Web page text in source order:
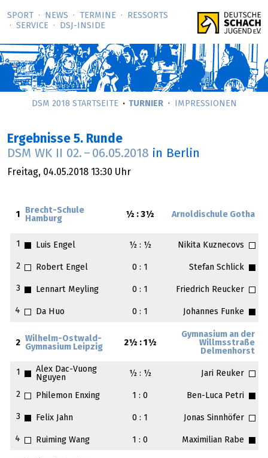
SPORT NEWS TERMINE
RESSORTS
SERVICE
DSJ-­INSIDE
DSM 2018 STARTSEITE TURNIER IMPRESSIONEN
Ergebnisse 5. Runde
DSM WK II 02. – 06.05.2018 in Berlin
Freitag, 04.05.2018 13:30 Uhr
1
Brecht-Schule
Hamburg
½ : 3½ Arnoldischule Gotha
1 Luis Engel ½ : ½ Nikita Kuznecovs
2 Robert Engel 0 : 1 Stefan Schlick
3 Lennart Meyling 0 : 1 Friedrich Reucker
4 Da Huo 0 : 1 Johannes Funke
2
Wilhelm-Ostwald-
Gymnasium Leipzig
2½ : 1½
Gymnasium an der
Willmsstraße
Delmenhorst
1
Alex Dac-Vuong
Nguyen
½ : ½ Jari Reuker
2 Philemon Enxing 1 : 0 Ben-Luca Petri
3 Felix Jahn 0 : 1 Jonas Sinnhöfer
4 Ruiming Wang 1 : 0 Maximilian Rabe